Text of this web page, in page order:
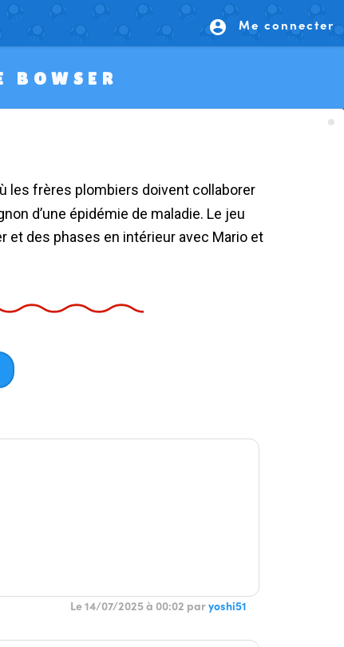
account_circle Me connecter
d’une épidémie de maladie. Le jeu
et des phases en intérieur avec Mario et
Le 14/07/2025 à 00:02 paryoshi51